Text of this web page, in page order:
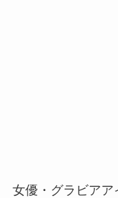
女優・グラビア